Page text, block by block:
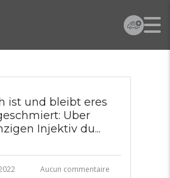
ist und bleibt eres
Uber
Injektiv du...
Aucun commentaire